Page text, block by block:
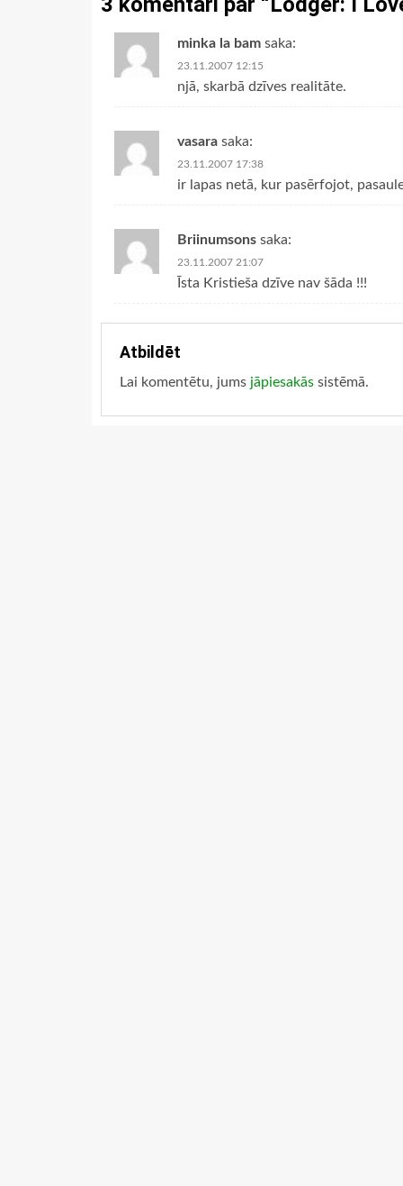
minka la bam saka:
23.11.2007 12:15
njā, skarbā dzīves realitāte.
vasara saka:
23.11.2007 17:38
ir lapas netā, kur pasērfojot,
Briinumsons saka:
23.11.2007 21:07
Īsta Kristieša dzīve nav šāda !!!
Atbildēt
Lai komentētu, jums jāpiesakās sistēmā.